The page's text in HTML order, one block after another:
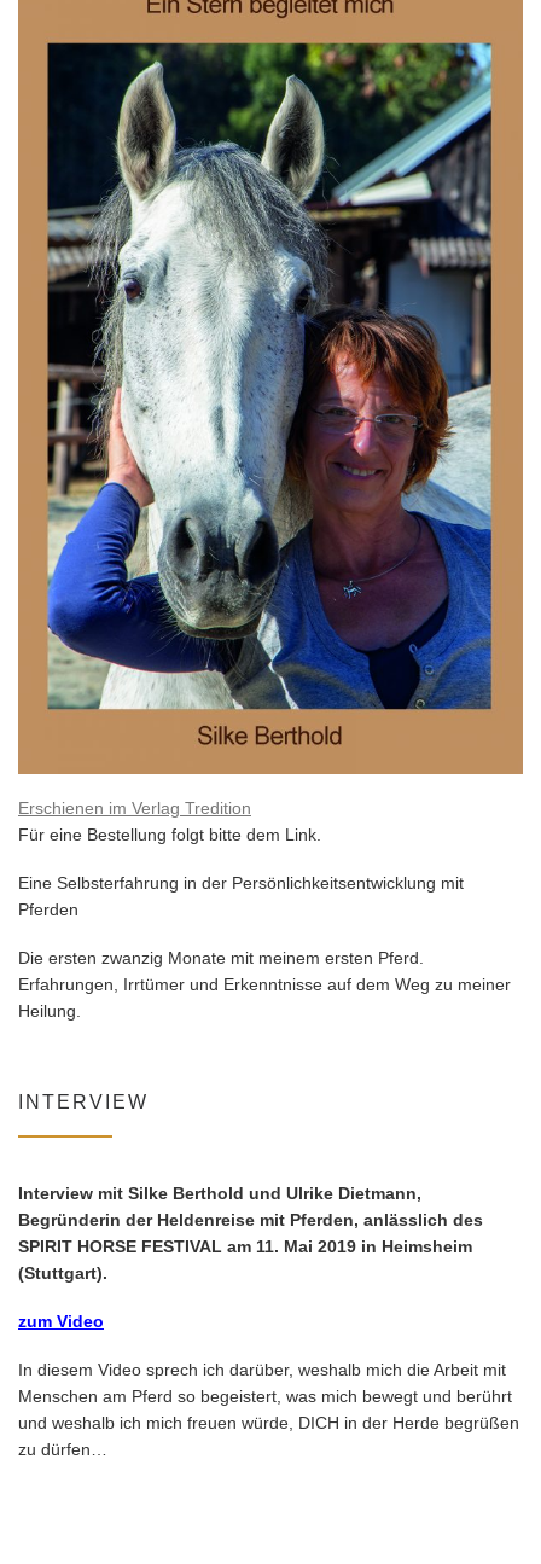
Erschienen im Verlag Tredition
Für eine Bestellung folgt bitte dem Link.
Eine Selbsterfahrung in der Persönlichkeitsentwicklung mit
Pferden
Die ersten zwanzig Monate mit meinem ersten Pferd.
Erfahrungen, Irrtümer und Erkenntnisse auf dem Weg zu meiner
Heilung.
INTERVIEW
Interview mit Silke Berthold und Ulrike Dietmann,
Begründerin der Heldenreise mit Pferden, anlässlich des
SPIRIT HORSE FESTIVAL am 11. Mai 2019 in Heimsheim
(Stuttgart).
zum Video
In diesem Video sprech ich darüber, weshalb mich die Arbeit mit
Menschen am Pferd so begeistert, was mich bewegt und berührt
und weshalb ich mich freuen würde, DICH in der Herde begrüßen
zu dürfen…